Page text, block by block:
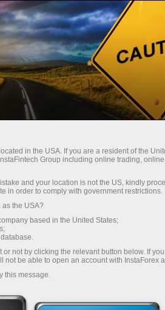
แพลตฟอร์มการเทรด
ลงทุน สำหรับหุ้นส่วน แคมเป
ก
in the USA. If you are a resident of the
Group including online trading,
and your location is not the US, kindly
in order to comply with government restrictions.
the USA?
based in the United States;
not by clicking the relevant button below. If
be able to open an account with InstaForex
this message.